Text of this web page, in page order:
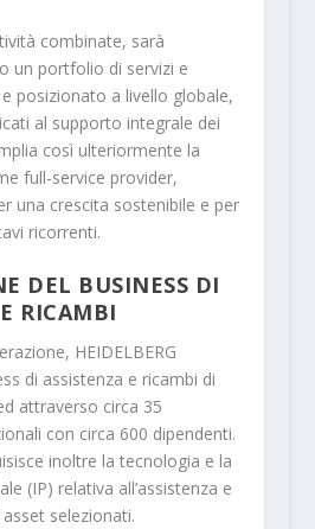
combinate, sarà
un portfolio di servizi e
posizionato a livello globale,
al supporto integrale dei
così ulteriormente la
full-service provider,
una crescita sostenibile e per
ricorrenti.
DEL BUSINESS DI
RICAMBI
HEIDELBERG
di assistenza e ricambi di
attraverso circa 35
con circa 600 dipendenti.
inoltre la tecnologia e la
(IP) relativa all’assistenza e
selezionati.